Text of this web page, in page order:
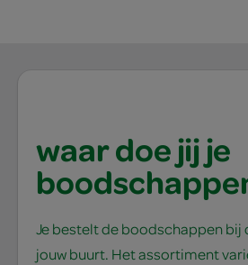
waar doe jij je
Je bestelt de boodschappen bij
jouw buurt. Het assortiment